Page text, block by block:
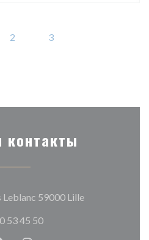
2 3
контакты
Leblanc 59000 Lille((открывается
53 45 50